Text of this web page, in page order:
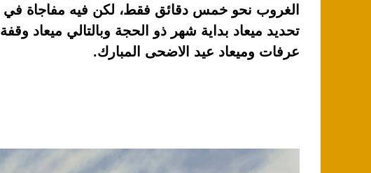
الغروب نحو خمس دقائق فقط، لكن فيه مفاجاة في
تحديد ميعاد بداية شهر ذو الحجة وبالتالي ميعاد وقفة
عرفات وميعاد عيد الاضحى المبارك.